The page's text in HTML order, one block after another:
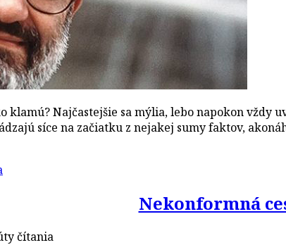
klamú? Najčastejšie sa mýlia, lebo napokon
síce na začiatku z nejakej sumy faktov,
Nekonformná
čítania